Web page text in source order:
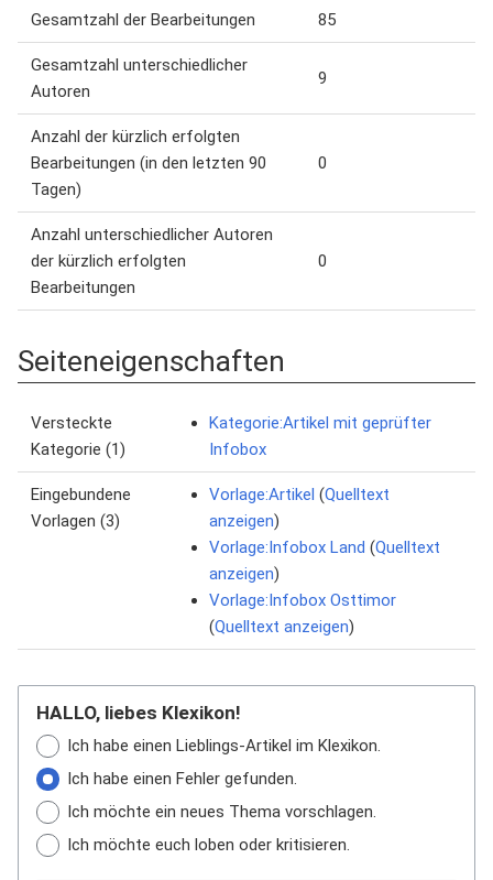
Gesamtzahl der Bearbeitungen 85
Gesamtzahl unterschiedlicher
Autoren
9
Anzahl der kürzlich erfolgten
Bearbeitungen (in den letzten 90
Tagen)
0
Anzahl unterschiedlicher Autoren
der kürzlich erfolgten
Bearbeitungen
0
Seiteneigenschaften
Versteckte
Kategorie (1)
Kategorie:Artikel mit geprüfter
Infobox
Eingebundene
Vorlagen (3)
Vorlage:Artikel (Quelltext
anzeigen)
Vorlage:Infobox Land (Quelltext
anzeigen)
Vorlage:Infobox Osttimor
(Quelltext anzeigen)
HALLO, liebes Klexikon!
Ich habe einen Lieblings-Artikel im Klexikon.
Ich habe einen Fehler gefunden.
Ich möchte ein neues Thema vorschlagen.
Ich möchte euch loben oder kritisieren.